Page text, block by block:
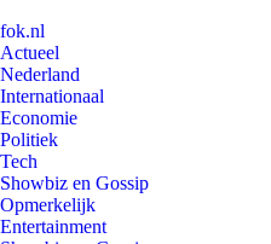
fok.nl
Actueel
Nederland
Internationaal
Economie
Politiek
Tech
Showbiz en Gossip
Opmerkelijk
Entertainment